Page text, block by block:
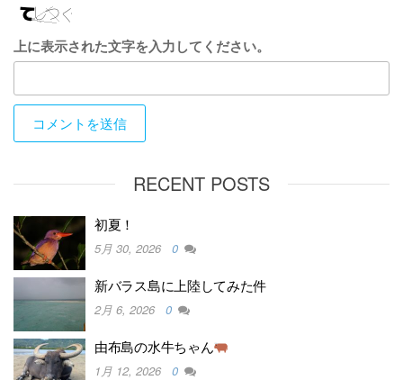
上に表示された文字を入力してください。
RECENT POSTS
初夏！
5月 30, 2026 0
新バラス島に上陸してみた件
2月 6, 2026 0
由布島の水牛ちゃん
1月 12, 2026 0